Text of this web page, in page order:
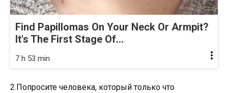
Find Papillomas On Your Neck Or Armpit?
It's The First Stage Of...
7 h 53 min
2.Попросите человека, который только что